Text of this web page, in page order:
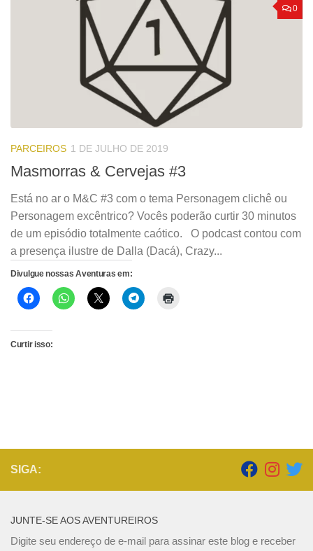
0
PARCEIROS 1 DE JULHO DE 2019
Masmorras & Cervejas #3
Está no ar o M&C #3 com o tema Personagem clichê ou
Personagem excêntrico? Vocês poderão curtir 30 minutos
de um episódio totalmente caótico. O podcast contou com
a presença ilustre de Dalla (Dacá), Crazy...
Divulgue nossas Aventuras em:
Curtir isso:
SIGA:
JUNTE-SE AOS AVENTUREIROS
Digite seu endereço de e-mail para assinar este blog e receber